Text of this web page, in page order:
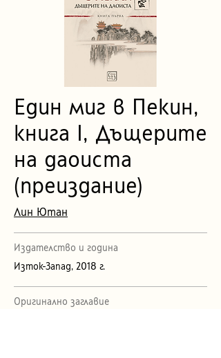
Един миг в Пекин,
книга I, Дъщерите
на даоиста
(преиздание)
Лин Ютан
Издателство и година
Изток-Запад, 2018 г.
Оригинално заглавие